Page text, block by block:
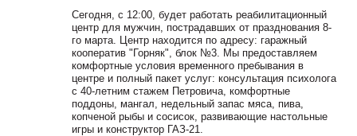
Сегодня, с 12:00, будет работать реабилитационный
центр для мужчин, пострадавших от празднования 8-
го марта. Центр находится по адресу: гаражный
кооператив "Горняк", блок №3. Мы предоставляем
комфортные условия временного пребывания в
центре и полный пакет услуг: консультация психолога
с 40-летним стажем Петровича, комфортные
поддоны, мангал, недельный запас мяса, пива,
копченой рыбы и сосисок, развивающие настольные
игры и конструктор ГАЗ-21.